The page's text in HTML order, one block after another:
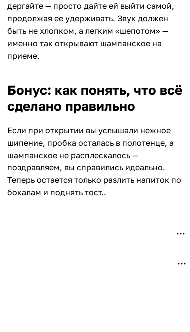
дергайте — просто дайте ей выйти самой,
продолжая ее удерживать. Звук должен
быть не хлопком, а легким «шепотом» —
именно так открывают шампанское на
приеме.
Бонус: как понять, что всё
сделано правильно
Если при открытии вы услышали нежное
шипение, пробка осталась в полотенце, а
шампанское не расплескалось —
поздравляем, вы справились идеально.
Теперь остается только разлить напиток по
бокалам и поднять тост..